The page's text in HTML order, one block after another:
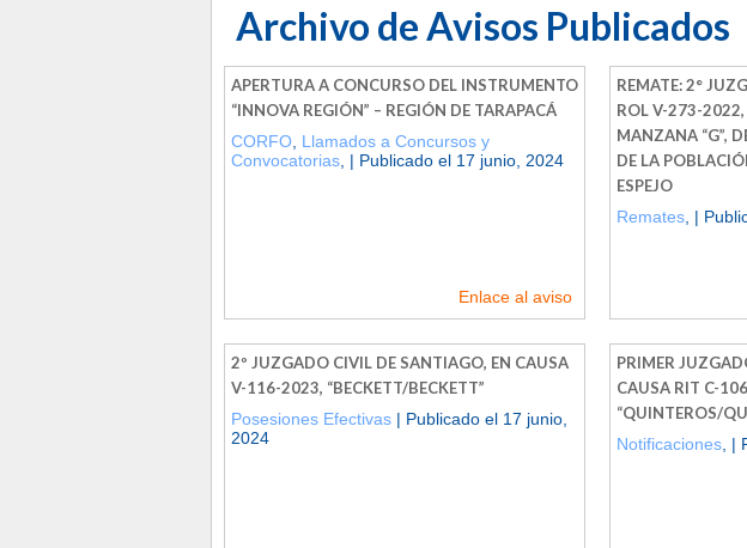
Archivo de Avisos Publicados
APERTURA A CONCURSO DEL INSTRUMENTO
“INNOVA REGIÓN” – REGIÓN DE TARAPACÁ
CORFO Llamados a Concursos y
Convocatorias , | Publicado el 17 junio, 2024
Enlace al aviso
REMATE: 2°
ROL V-273-
MANZANA “G”,
DE LA
ESPEJO
Remates , |
2º JUZGADO CIVIL DE SANTIAGO, EN CAUSA
V-116-2023, “BECKETT/BECKETT”
Posesiones Efectivas | Publicado el 17 junio,
2024
PRIMER
CAUSA RIT C-
“QUINTEROS/
Notificaciones ,